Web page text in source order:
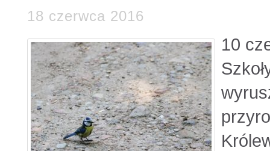
18 czerwca 2016
10